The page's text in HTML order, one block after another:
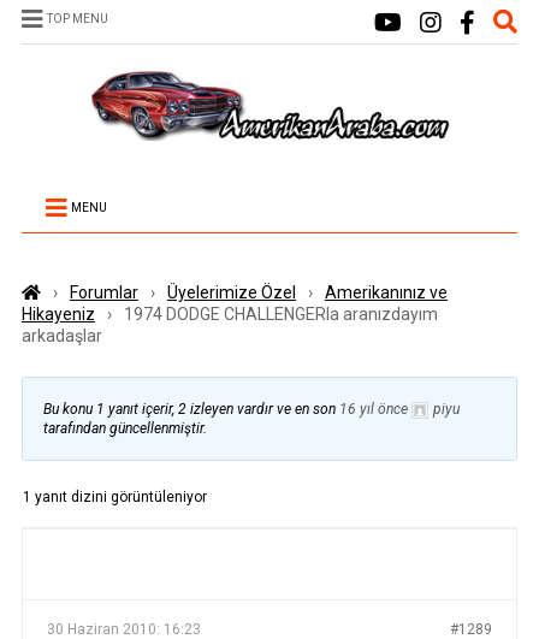
TOP MENU
MENU
› Forumlar › Üyelerimize Özel ›
Amerikanınız ve
Hikayeniz
›
1974 DODGE CHALLENGERla aranızdayım
arkadaşlar
Bu konu 1 yanıt içerir, 2 izleyen vardır ve en son 16 yıl önce
piyu
tarafından güncellenmiştir.
1 yanıt dizini görüntüleniyor
30 Haziran 2010: 16:23 #1289